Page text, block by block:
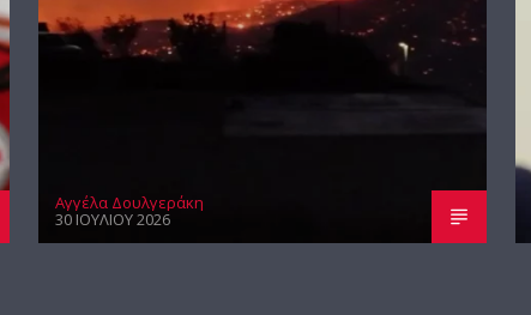
Αγγέλα Δουλγεράκη
30 ΙΟΥΛΊΟΥ 2026